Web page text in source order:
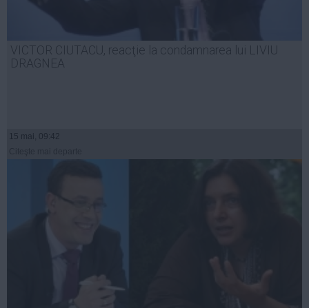
VICTOR CIUTACU, reacţie la condamnarea lui LIVIU
DRAGNEA
15 mai, 09:42